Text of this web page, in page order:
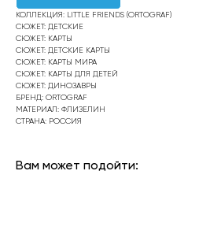
КОЛЛЕКЦИЯ: LITTLE FRIENDS (ORTOGRAF)
СЮЖЕТ: ДЕТСКИЕ
СЮЖЕТ: КАРТЫ
СЮЖЕТ: ДЕТСКИЕ КАРТЫ
СЮЖЕТ: КАРТЫ МИРА
СЮЖЕТ: КАРТЫ ДЛЯ ДЕТЕЙ
СЮЖЕТ: ДИНОЗАВРЫ
БРЕНД: ORTOGRAF
МАТЕРИАЛ: ФЛИЗЕЛИН
СТРАНА: РОССИЯ
Вам может подойти: